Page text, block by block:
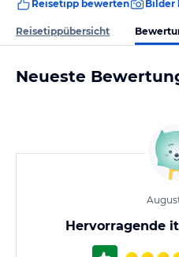
Reisetipp bewerten Bilder
Reisetippübersicht
Neueste
Hervorragende